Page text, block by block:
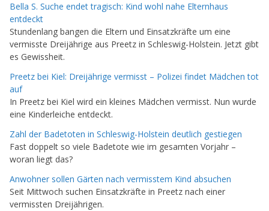
Bella S. Suche endet tragisch: Kind wohl nahe Elternhaus
entdeckt
Stundenlang bangen die Eltern und Einsatzkräfte um eine
vermisste Dreijährige aus Preetz in Schleswig-Holstein. Jetzt gibt
es Gewissheit.
Preetz bei Kiel: Dreijährige vermisst – Polizei findet Mädchen tot
auf
In Preetz bei Kiel wird ein kleines Mädchen vermisst. Nun wurde
eine Kinderleiche entdeckt.
Zahl der Badetoten in Schleswig-Holstein deutlich gestiegen
Fast doppelt so viele Badetote wie im gesamten Vorjahr –
woran liegt das?
Anwohner sollen Gärten nach vermisstem Kind absuchen
Seit Mittwoch suchen Einsatzkräfte in Preetz nach einer
vermissten Dreijährigen.